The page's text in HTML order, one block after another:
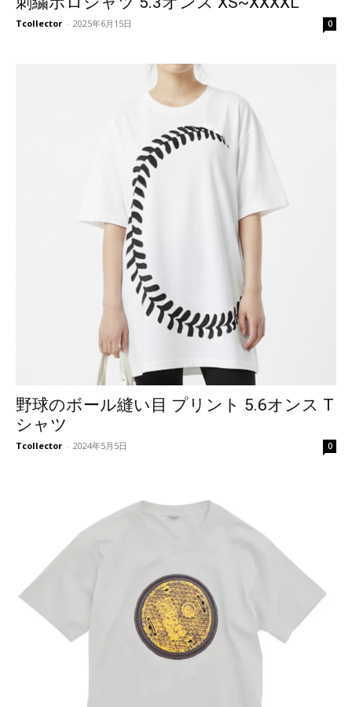
Tcollector - 2025年6月15日 0
野球のボール縫い目 プリント 5.6オンス T
シャツ
Tcollector - 2024年5月5日 0